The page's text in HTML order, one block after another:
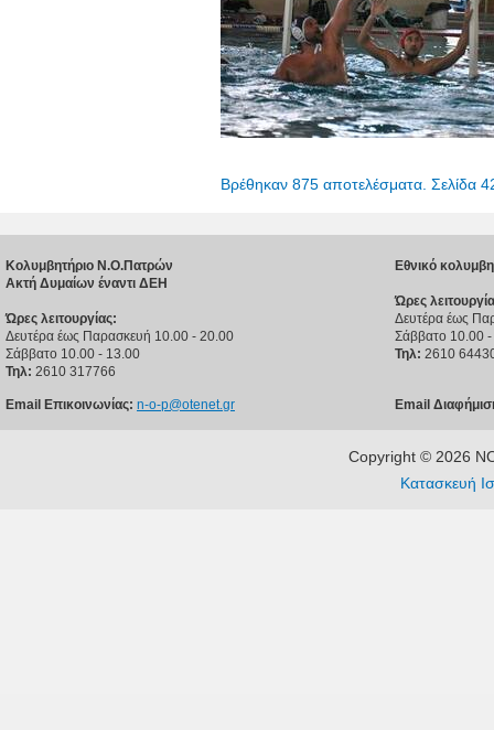
Βρέθηκαν 875 αποτελέσματα. Σελίδα
Κολυμβητήριο Ν.Ο.Πατρών
Ακτή Δυμαίων έναντι ΔΕΗ
Ώρες λειτουργίας:
Δευτέρα έως Παρασκευή 10.00 - 20.00
Σάββατο 10.00 - 13.00
Τηλ: 2610 317766
Email Επικοινωνίας: n-o-p@otenet.gr
Εθνικό
Ώρες
Δευτέρα έως
Σάββατο 10.00
Τηλ: 2610
Email
Copyright © 2026
Κατασκευή